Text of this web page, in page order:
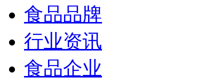
食品品牌
行业资讯
食品企业